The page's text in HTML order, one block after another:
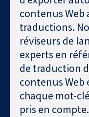
contenus Web
traductions.
réviseurs de
experts en
de traduction
contenus Web
chaque mot-
pris en compte.